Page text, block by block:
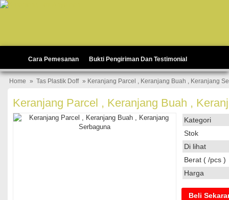
Cara Pemesanan Bukti Pengiriman Dan Testimonial
Home » Tas Plastik Doff » Keranjang Parcel , Keranjang Buah , Keranjang
Keranjang Parcel , Keranjang Buah ,
Kategori
Stok
Di lihat
Berat ( /pcs )
Harga
Beli